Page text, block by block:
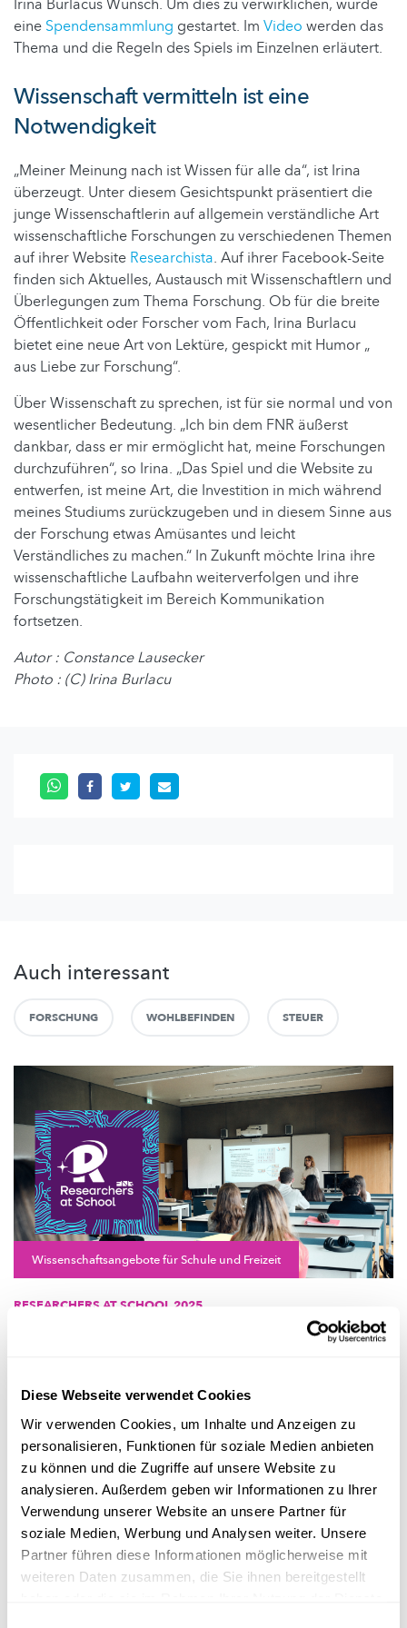
Diese Webseite verwendet Cookies
Wir verwenden Cookies, um Inhalte und Anzeigen zu
personalisieren, Funktionen für soziale Medien anbieten
zu können und die Zugriffe auf unsere Website zu
analysieren. Außerdem geben wir Informationen zu Ihrer
Verwendung unserer Website an unsere Partner für
soziale Medien, Werbung und Analysen weiter. Unsere
Partner führen diese Informationen möglicherweise mit
weiteren Daten zusammen, die Sie ihnen bereitgestellt
Irina Burlacus Wunsch. Um dies zu verwirklichen, wurde
eine Spendensammlung gestartet. Im Video werden das
Thema und die Regeln des Spiels im Einzelnen erläutert.
Wissenschaft vermitteln ist eine
Notwendigkeit
„Meiner Meinung nach ist Wissen für alle da“, ist Irina
überzeugt. Unter diesem Gesichtspunkt präsentiert die
junge Wissenschaftlerin auf allgemein verständliche Art
wissenschaftliche Forschungen zu verschiedenen Themen
auf ihrer Website Researchista. Auf ihrer Facebook-Seite
finden sich Aktuelles, Austausch mit Wissenschaftlern und
Überlegungen zum Thema Forschung. Ob für die breite
Öffentlichkeit oder Forscher vom Fach, Irina Burlacu
bietet eine neue Art von Lektüre, gespickt mit Humor „
aus Liebe zur Forschung“.
Über Wissenschaft zu sprechen, ist für sie normal und von
wesentlicher Bedeutung. „Ich bin dem FNR äußerst
dankbar, dass er mir ermöglicht hat, meine Forschungen
durchzuführen“, so Irina. „Das Spiel und die Website zu
entwerfen, ist meine Art, die Investition in mich während
meines Studiums zurückzugeben und in diesem Sinne aus
der Forschung etwas Amüsantes und leicht
Verständliches zu machen.“ In Zukunft möchte Irina ihre
wissenschaftliche Laufbahn weiterverfolgen und ihre
Forschungstätigkeit im Bereich Kommunikation
fortsetzen.
Autor : Constance Lausecker
Photo : (C) Irina Burlacu
Auch interessant
FORSCHUNG WOHLBEFINDEN STEUER
Wissenschaftsangebote für Schule und Freizeit
RESEARCHERS AT SCHOOL 2025
FNR